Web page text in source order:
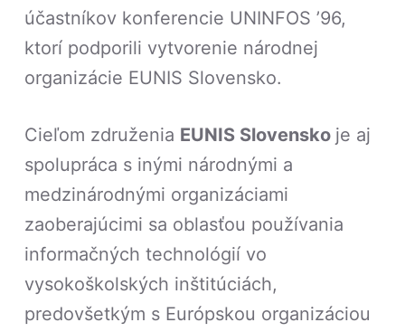
účastníkov konferencie UNINFOS ’96,
ktorí podporili vytvorenie národnej
organizácie EUNIS Slovensko.
Cieľom združenia EUNIS Slovensko je aj
spolupráca s inými národnými a
medzinárodnými organizáciami
zaoberajúcimi sa oblasťou používania
informačných technológií vo
vysokoškolských inštitúciách,
predovšetkým s Európskou organizáciou